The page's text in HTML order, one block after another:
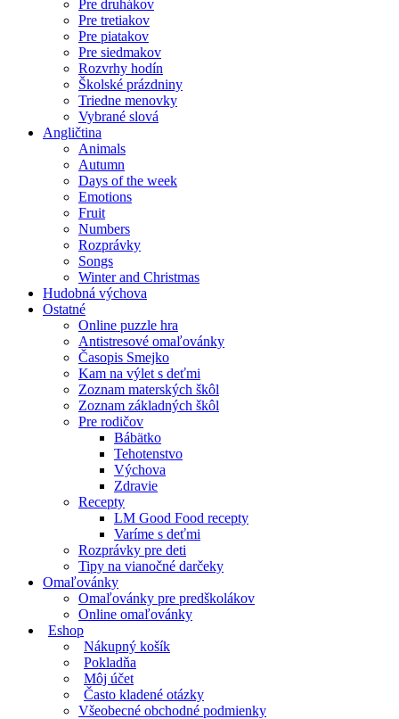
Pre druhákov
Pre tretiakov
Pre piatakov
Pre siedmakov
Rozvrhy hodín
Školské prázdniny
Triedne menovky
Vybrané slová
Angličtina
Animals
Autumn
Days of the week
Emotions
Fruit
Numbers
Rozprávky
Songs
Winter and Christmas
Hudobná výchova
Ostatné
Online puzzle hra
Antistresové omaľovánky
Časopis Smejko
Kam na výlet s deťmi
Zoznam materských škôl
Zoznam základných škôl
Pre rodičov
Bábätko
Tehotenstvo
Výchova
Zdravie
Recepty
LM Good Food recepty
Varíme s deťmi
Rozprávky pre deti
Tipy na vianočné darčeky
Omaľovánky
Omaľovánky pre predškolákov
Online omaľovánky
Eshop
Nákupný košík
Pokladňa
Môj účet
Často kladené otázky
Všeobecné obchodné podmienky